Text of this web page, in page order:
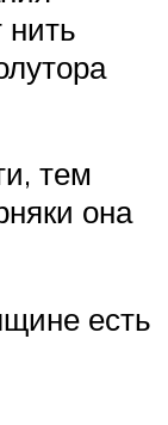
тем
она
есть